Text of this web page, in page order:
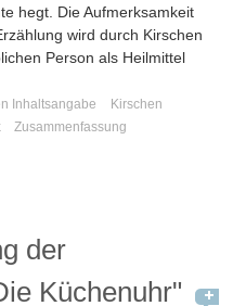
hegt. Die Aufmerksamkeit
wird durch Kirschen
Person als Heilmittel
Inhaltsangabe
Kirschen
Zusammenfassung
der
Küchenuhr"